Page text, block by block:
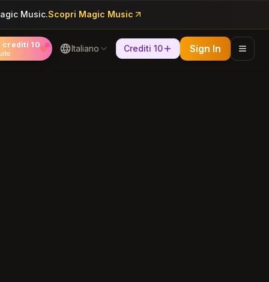
Music.Scopri Magic Music
crediti 10 Italiano Crediti 10 Sign In